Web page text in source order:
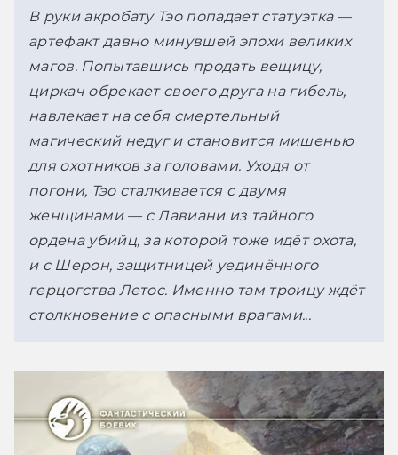
В руки акробату Тэо попадает статуэтка —
артефакт давно минувшей эпохи великих
магов. Попытавшись продать вещицу,
циркач обрекает своего друга на гибель,
навлекает на себя смертельный
магический недуг и становится мишенью
для охотников за головами. Уходя от
погони, Тэо сталкивается с двумя
женщинами — с Лавиани из тайного
ордена убийц, за которой тоже идёт охота,
и с Шерон, защитницей уединённого
герцогства Летос. Именно там троицу ждёт
столкновение с опасными врагами...